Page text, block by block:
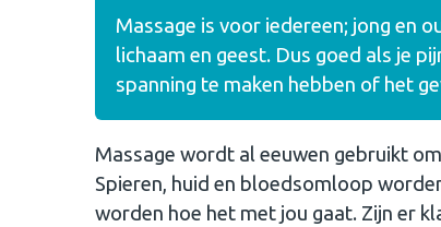
Massage is voor iedereen; jong en
lichaam en geest. Dus goed als je
spanning te maken hebben of het
Massage wordt al eeuwen gebruikt
Spieren, huid en bloedsomloop
worden hoe het met jou gaat. Zijn er